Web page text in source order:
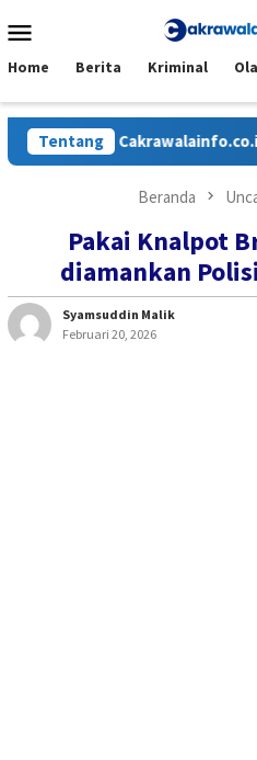
ke
Mobile
Home Berita Kriminal
Tentang
Cakrawalainfo.co.id hadir
Beranda
Pakai Knalpot
diamankan
Syamsuddin Malik
Februari 20, 2026